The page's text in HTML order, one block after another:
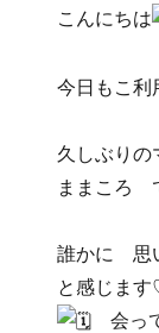
こんにちは
今日もこ利
久しぶり
ままころ
誰かに 思
と感じま
会っ